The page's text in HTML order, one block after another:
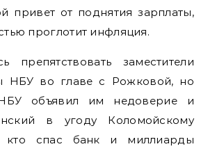
привет от поднятия зарплаты,
проглотит инфляция.
препятствовать заместители
НБУ во главе с Рожковой, но
объявил им недоверие и
в угоду Коломойскому
кто спас банк и миллиарды